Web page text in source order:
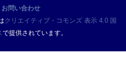
お問い合わせ
クリエイティブ・コモンズ 表示 4.0 国
で提供されています。